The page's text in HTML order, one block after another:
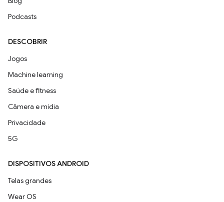
Podcasts
DESCOBRIR
Jogos
Machine learning
Saúde e fitness
Câmera e mídia
Privacidade
5G
DISPOSITIVOS ANDROID
Telas grandes
Wear OS